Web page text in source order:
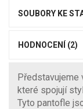
SOUBORY KE
HODNOCENÍ (2)
Představujeme
které spojují
Tyto pantofle